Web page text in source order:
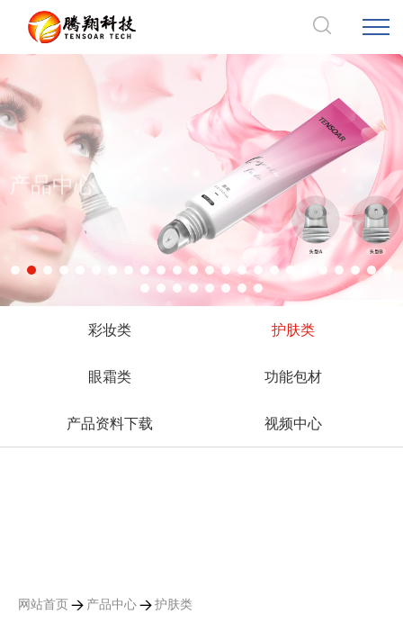
产品中心
彩妆类 护肤类
眼霜类 功能包材
产品资料下载 视频中心
网站首页> 产品中心>护肤类